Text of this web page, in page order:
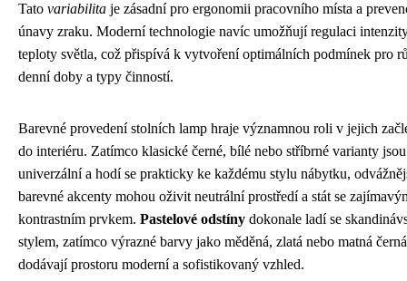
Tato variabilita je zásadní pro ergonomii pracovního místa a
únavy zraku. Moderní technologie navíc umožňují regulaci
teploty světla, což přispívá k vytvoření optimálních podmínek pro
denní doby a typy činností.
Barevné provedení stolních lamp hraje významnou roli v jejich
do interiéru. Zatímco klasické černé, bílé nebo stříbrné varianty jsou
univerzální a hodí se prakticky ke každému stylu nábytku,
barevné akcenty mohou oživit neutrální prostředí a stát se
kontrastním prvkem. Pastelové odstíny dokonale ladí se
stylem, zatímco výrazné barvy jako měděná, zlatá nebo matná černá
dodávají prostoru moderní a sofistikovaný vzhled.